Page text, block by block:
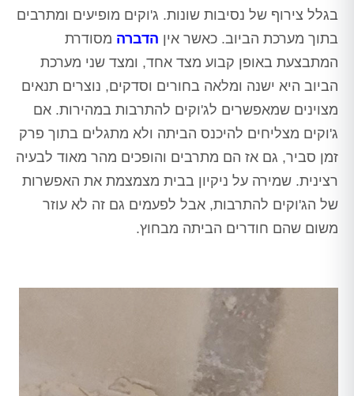
בגלל צירוף של נסיבות שונות. ג'וקים מופיעים ומתרבים
בתוך מערכת הביוב. כאשר אין הדברה מסודרת
המתבצעת באופן קבוע מצד אחד, ומצד שני מערכת
הביוב היא ישנה ומלאה בחורים וסדקים, נוצרים תנאים
מצוינים שמאפשרים לג'וקים להתרבות במהירות. אם
ג'וקים מצליחים להיכנס הביתה ולא מתגלים בתוך פרק
זמן סביר, גם אז הם מתרבים והופכים מהר מאוד לבעיה
רצינית. שמירה על ניקיון בבית מצמצמת את האפשרות
של הג'וקים להתרבות, אבל לפעמים גם זה לא עוזר
משום שהם חודרים הביתה מבחוץ.